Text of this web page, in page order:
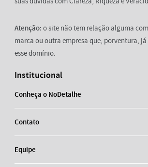
Atenção: o site não tem relação alguma
marca ou outra empresa que, porventura,
esse domínio.
Institucional
Conheça o NoDetalhe
Contato
Equipe